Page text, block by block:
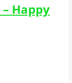
Happy